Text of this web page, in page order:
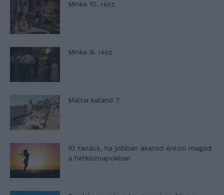
Minka 10. rész
Minka 9. rész
Máltai kaland 7.
10 tanács, ha jobban akarod érezni magad
a hétköznapokban